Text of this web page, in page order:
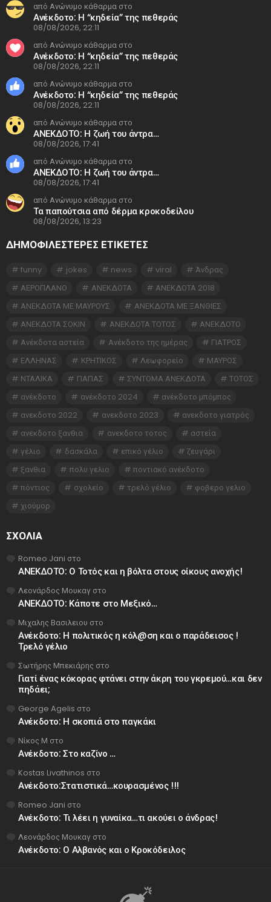
από Ανώνυμο κάθαρμα στο
Ανέκδοτο: Η “κηδεία” της πεθεράς
08/08/2026, 22:11
από Ανώνυμο κάθαρμα στο
Ανέκδοτο: Η “κηδεία” της πεθεράς
08/08/2026, 22:11
από Ανώνυμο κάθαρμα στο
Ανέκδοτο: Η “κηδεία” της πεθεράς
08/08/2026, 22:11
από Ανώνυμο κάθαρμα στο
ΑΝΕΚΔΟΤΟ: Η ζωή του άντρα…
08/08/2026, 17:41
από Ανώνυμο κάθαρμα στο
ΑΝΕΚΔΟΤΟ: Η ζωή του άντρα…
08/08/2026, 17:41
από Ανώνυμο κάθαρμα στο
Τα παπούτσια από δέρμα κροκοδείλου
08/08/2026, 13:23
ΔΗΜΟΦΙΛΕΣΤΕΡΕΣ ΕΤΙΚΈΤΕΣ
funny jokes news viral
Άνδρας
ΑΕΡΟΠΛΑΝΟ
ΑΝΕΚΔΟΤΑ
ΑΝΕΚΔΟΤΑ 2018
ΑΝΕΚΔΟΤΑ ΜΕ ΜΑΥΡΟΥΣ
ΑΝΕΚΔΟΤΑ ΜΕ ΞΑΝΘΙΕΣ
ΑΝΕΚΔΟΤΑ ΣΟΚΙΝ
ΑΝΕΚΔΟΤΑ ΤΟΤΟΣ
ΑΝΕΚΔΟΤΟ
Ανέκδοτα αστεία
Ανέκδοτο της ημέρας
ΓΙΑΤΡΟΣ
ΕΛΛΗΝΑΣ
ΚΡΗΤΙΚΟΣ Λεωφορείο
ΜΑΥΡΟΣ
ΝΤΑΛΙΚΑ
ΠΑΠΑΣ ΣΥΝΤΟΜΑ ΑΝΕΚΔΟΤΑ
ΤΟΤΟΣ
ανέκδοτο
ανέκδοτο 2024
ανέκδοτο μπόμπος
ανεκδοτο 2022
ανεκδοτο 2023
ανεκδοτο γιατρός
ανεκδοτο ξανθια
ανεκδοτο τοτος
αστεία
γέλιο
δασκάλα επικό γέλιο
ζευγάρι
ξανθια
πολυ γελιο
ποντιακό ανέκδοτο
πόντιος
σχολείο τρελό γέλιο
φοβερο γελιο
χιούμορ
ΣΧΌΛΙΑ
Romeo Jani στο
ΑΝΕΚΔΟΤΟ: Ο Τοτός και η βόλτα στους οίκους ανοχής!
Λεονάρδος Μουκαγ στο
ΑΝΕΚΔΟΤΟ: Κάποτε στο Μεξικό…
Μιχαλης Βασιλειου στο
Ανέκδοτο: Η πολιτικός η κόλ@ση και ο παράδεισος !
Τρελό γέλιο
Σωτήρης Μπεκιάρης στο
Γιατί ένας κόκορας φτάνει στην άκρη του γκρεμού…και δεν
πηδάει;
George Agelis στο
Ανέκδοτο: Η σκοπιά στο παγκάκι
Νίκος Μ στο
Ανέκδοτο: Στο καζίνο …
Kostas Livathinos στο
Ανέκδοτο:Στατιστικά…κουρασμένος !!!
Romeo Jani στο
Ανέκδοτο: Τι λέει η γυναίκα…τι ακούει ο άνδρας!
Λεονάρδος Μουκαγ στο
Ανέκδοτο: Ο Αλβανός και ο Κροκόδειλος